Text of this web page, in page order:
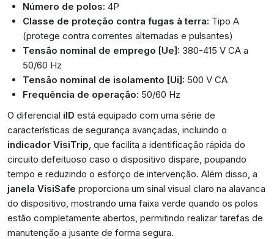
Número de polos: 4P
Classe de proteção contra fugas à terra: Tipo A
(protege contra correntes alternadas e pulsantes)
Tensão nominal de emprego [Ue]: 380-415 V CA a
50/60 Hz
Tensão nominal de isolamento [Ui]: 500 V CA
Frequência de operação: 50/60 Hz
O diferencial iID está equipado com uma série de
características de segurança avançadas, incluindo o
indicador VisiTrip, que facilita a identificação rápida do
circuito defeituoso caso o dispositivo dispare, poupando
tempo e reduzindo o esforço de intervenção. Além disso, a
janela VisiSafe proporciona um sinal visual claro na alavanca
do dispositivo, mostrando uma faixa verde quando os polos
estão completamente abertos, permitindo realizar tarefas de
manutenção a jusante de forma segura.